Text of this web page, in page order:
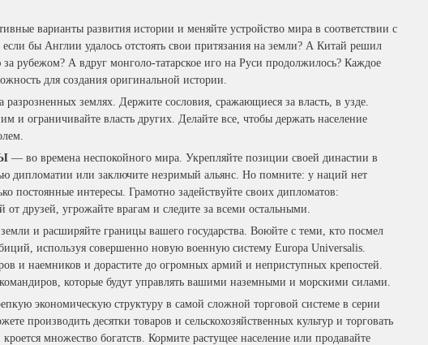
варианты развития истории и меняйте устройство мира в соответствии с
бы Англии удалось отстоять свои притязания на земли? А Китай решил
рубежом? А вдруг монголо-татарское иго на Руси продолжилось? Каждое
для создания оригинальной истории.
землях. Держите сословия, сражающиеся за власть, в узде.
и ограничивайте власть других. Делайте все, чтобы держать население
— во времена неспокойного мира. Укрепляйте позиции своей династии в
дипломатии или заключите незримый альянс. Но помните: у наций нет
постоянные интересы. Грамотно задействуйте своих дипломатов:
от друзей, угрожайте врагам и следите за всеми остальными.
и расширяйте границы вашего государства. Воюйте с теми, кто посмел
используя совершенно новую военную систему Europa Universalis.
и наемников и дорастите до огромных армий и неприступных крепостей.
которые будут управлять вашими наземными и морскими силами.
экономическую структуру в самой сложной торговой системе в серии
производить десятки товаров и сельскохозяйственных культур и торговать
множество богатств. Кормите растущее население или продавайте